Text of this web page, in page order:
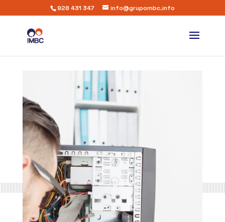
928 431 347 info@grupombc.info